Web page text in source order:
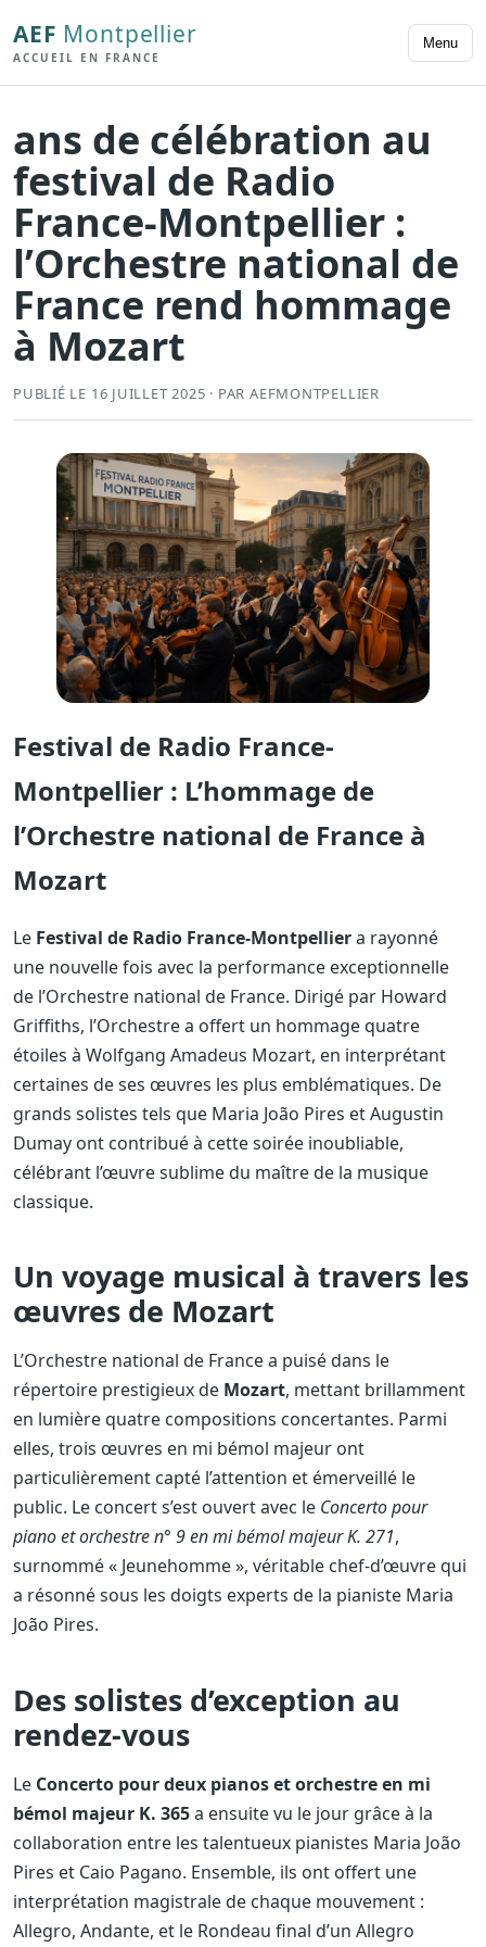
AEF Montpellier
ACCUEIL EN FRANCE
Menu
ans de célébration au
festival de Radio
France-Montpellier :
l’Orchestre national de
France rend hommage
à Mozart
PUBLIÉ LE 16 JUILLET 2025 · PAR AEFMONTPELLIER
Festival de Radio France-
Montpellier : L’hommage de
l’Orchestre national de France à
Mozart
Le Festival de Radio France-Montpelliera rayonné
une nouvelle fois avec la performance exceptionnelle
de l’Orchestre national de France. Dirigé par Howard
Griffiths, l’Orchestre a offert un hommage quatre
étoiles à Wolfgang Amadeus Mozart, en interprétant
certaines de ses œuvres les plus emblématiques. De
grands solistes tels que Maria João Pires et Augustin
Dumay ont contribué à cette soirée inoubliable,
célébrant l’œuvre sublime du maître de la musique
classique.
Un voyage musical à travers les
œuvres de Mozart
L’Orchestre national de France a puisé dans le
répertoire prestigieux de Mozart, mettant brillamment
en lumière quatre compositions concertantes. Parmi
elles, trois œuvres en mi bémol majeur ont
particulièrement capté l’attention et émerveillé le
public. Le concert s’est ouvert avec le Concerto pour
piano et orchestre n° 9 en mi bémol majeur K. 271,
surnommé « Jeunehomme », véritable chef-d’œuvre qui
a résonné sous les doigts experts de la pianiste Maria
João Pires.
Des solistes d’exception au
rendez-vous
Le Concerto pour deux pianos et orchestre en mi
bémol majeur K. 365a ensuite vu le jour grâce à la
collaboration entre les talentueux pianistes Maria João
Pires et Caio Pagano. Ensemble, ils ont offert une
interprétation magistrale de chaque mouvement :
Allegro, Andante, et le Rondeau final d’un Allegro